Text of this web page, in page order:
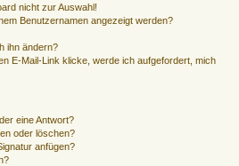
nicht zur Auswahl!
Benutzernamen angezeigt werden?
ihn ändern?
E-Mail-Link klicke, werde ich aufgefordert, mich
eine Antwort?
oder löschen?
anfügen?